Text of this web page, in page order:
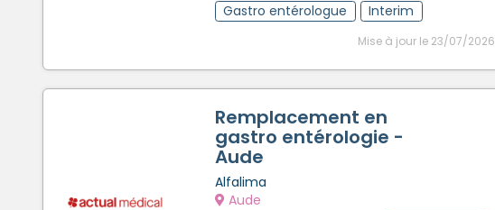
Gastro entérologue
Interim
Mise à jour le 23/07/2026
Remplacement en
gastro entérologie -
Aude
Alfalima
Aude